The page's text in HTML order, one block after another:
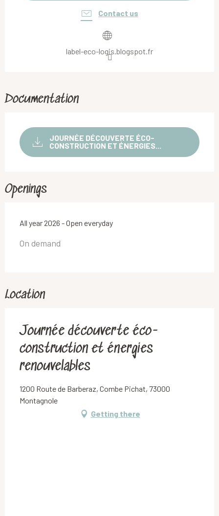
Contact us
label-eco-logis.blogspot.fr
Documentation
JOURNÉE DÉCOUVERTE ÉCO-
CONSTRUCTION ET ÉNERGIES...
Openings
All year 2026 - Open everyday
On demand
Location
Journée découverte éco-
construction et énergies
renouvelables
1200 Route de Barberaz, Combe Pichat, 73000
Montagnole
Getting there